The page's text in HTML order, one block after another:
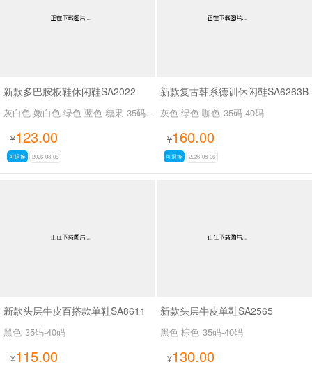
新款多巴胺板鞋休闲鞋SA2022
灰白色 嫩白色 绿色 蓝色 糖果 35码-39码
¥123.00
可退换 2026-08-06
新款复古韩系德训休闲鞋SA6263B
灰色 绿色 咖色 35码-40码
¥160.00
可退换 2026-08-06
新款头层牛皮百搭款单鞋SA8611
黑色 35码-40码
¥115.00
新款头层牛皮单鞋SA2565
黑色 棕色 35码-40码
¥130.00